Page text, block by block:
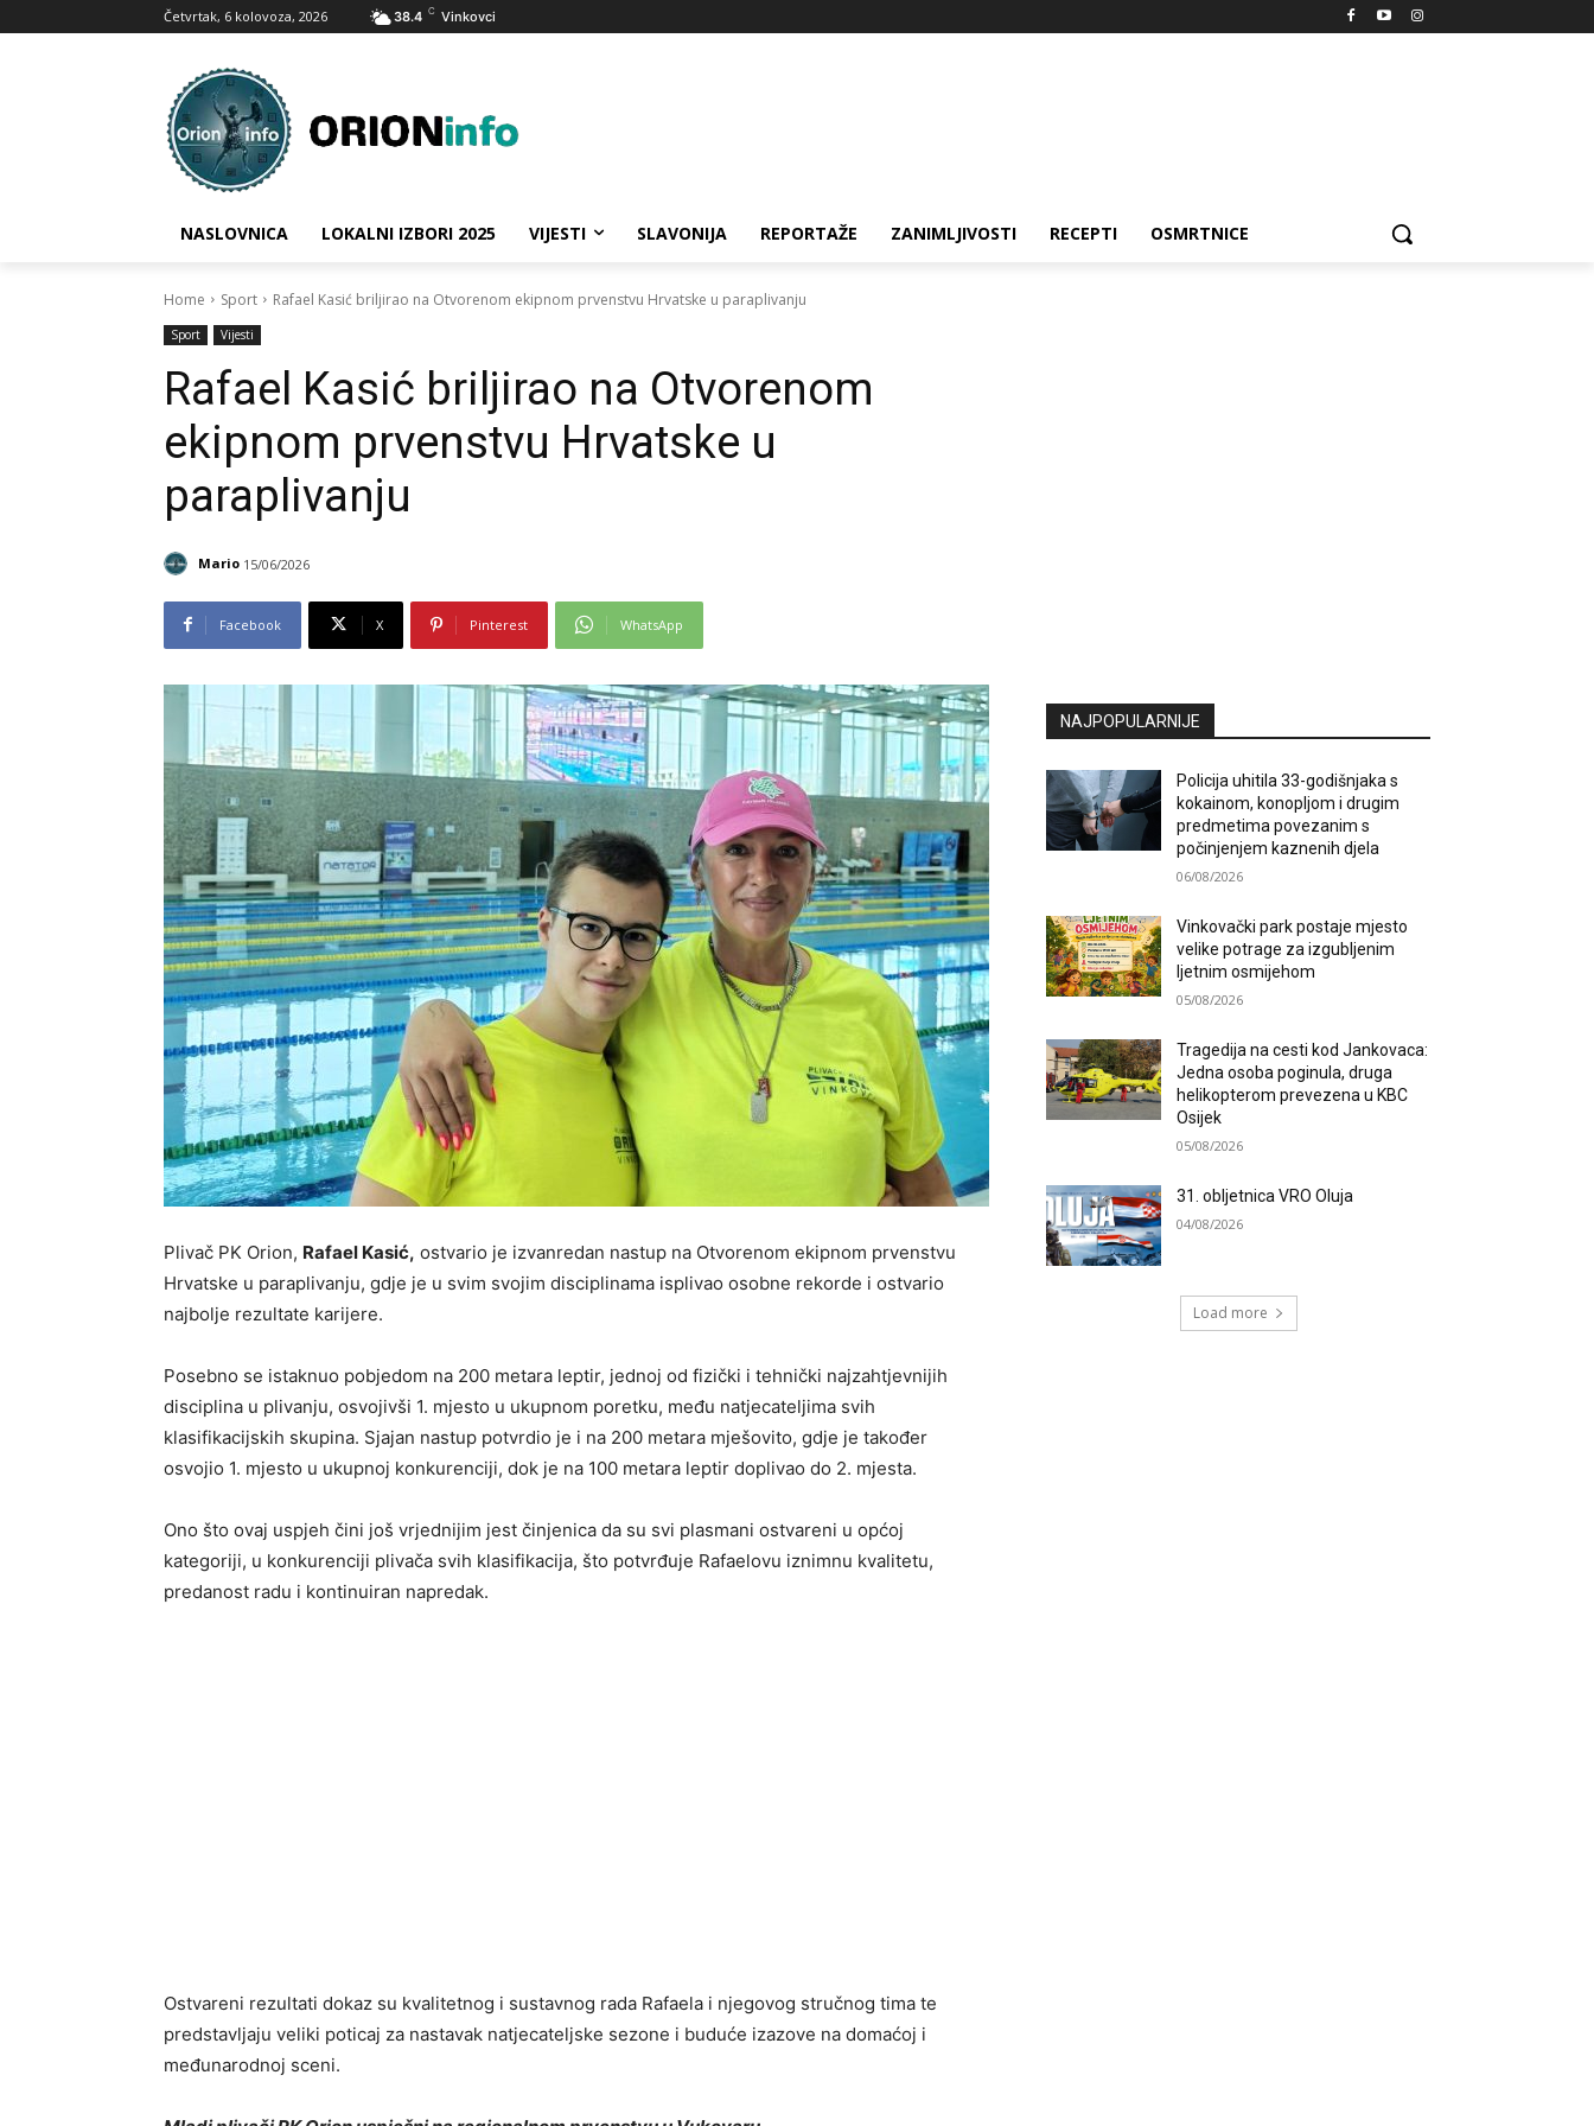
Četvrtak, 6 kolovoza, 2026 38.4 C Vinkovci
NASLOVNICA LOKALNI IZBORI 2025 VIJESTI SLAVONIJA REPORTAŽE ZANIMLJIVOSTI RECEPTI OSMRTNICE
Home Sport Rafael Kasić briljirao na Otvorenom ekipnom prvenstvu Hrvatske u paraplivanju
Sport Vijesti
Rafael Kasić briljirao na Otvorenom
ekipnom prvenstvu Hrvatske u
paraplivanju
Mario 15/06/2026
Facebook X Pinterest WhatsApp
Plivač PK Orion, Rafael Kasić, ostvario je izvanredan nastup na Otvorenom ekipnom prvenstvu
Hrvatske u paraplivanju, gdje je u svim svojim disciplinama isplivao osobne rekorde i ostvario
najbolje rezultate karijere.
Posebno se istaknuo pobjedom na 200 metara leptir, jednoj od fizički i tehnički najzahtjevnijih
disciplina u plivanju, osvojivši 1. mjesto u ukupnom poretku, među natjecateljima svih
klasifikacijskih skupina. Sjajan nastup potvrdio je i na 200 metara mješovito, gdje je također
osvojio 1. mjesto u ukupnoj konkurenciji, dok je na 100 metara leptir doplivao do 2. mjesta.
Ono što ovaj uspjeh čini još vrjednijim jest činjenica da su svi plasmani ostvareni u općoj
kategoriji, u konkurenciji plivača svih klasifikacija, što potvrđuje Rafaelovu iznimnu kvalitetu,
predanost radu i kontinuiran napredak.
Ostvareni rezultati dokaz su kvalitetnog i sustavnog rada Rafaela i njegovog stručnog tima te
predstavljaju veliki poticaj za nastavak natjecateljske sezone i buduće izazove na domaćoj i
međunarodnoj sceni.
NAJPOPULARNIJE
Policija uhitila 33-godišnjaka s
kokainom, konopljom i drugim
predmetima povezanim s
počinjenjem kaznenih djela
06/08/2026
Vinkovački park postaje mjesto
velike potrage za izgubljenim
ljetnim osmijehom
05/08/2026
Tragedija na cesti kod Jankovaca:
Jedna osoba poginula, druga
helikopterom prevezena u KBC
Osijek
05/08/2026
31. obljetnica VRO Oluja
04/08/2026
Load more